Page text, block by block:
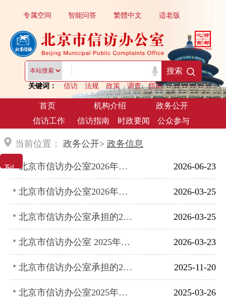
关键词： 信访 法规 政策 调查 指南
搜索
繁體中文
专属空间 适老版
智能问答
首页 机构介绍
政务公开
信访工作
信访指南 时政要闻 公众参与
当前位置： 政务公开> 政务信息
北京市信访办公室2026年度市政府工作报告重点任务上半年进展情况 2026-06-23
北京市信访办公室2026年度市政府工作报告重点任务第一季度进展情况 2026-03-25
北京市信访办公室承担的2026年市政府工作报告重点任务 2026-03-25
北京市信访办公室 2025年法治政府建设年度情况报告 2026-03-23
北京市信访办公室承担的2025年市政府工作报告重点任务全年进展情况 2025-11-20
北京市信访办公室2025年度市政府工作报告重点工作一季度进展情况 2025-03-26